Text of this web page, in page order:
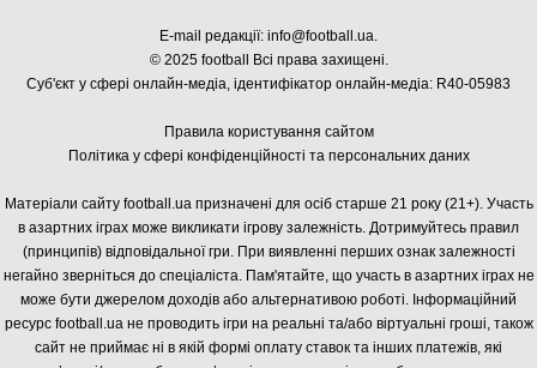
E-mail редакції: info@football.ua.
© 2025 football Всі права захищені.
Суб'єкт у сфері онлайн-медіа, ідентифікатор онлайн-медіа: R40-05983
Правила користування сайтом
Політика у сфері конфіденційності та персональних даних
Матеріали сайту football.ua призначені для осіб старше 21 року (21+). Участь
в азартних іграх може викликати ігрову залежність. Дотримуйтесь правил
(принципів) відповідальної гри. При виявленні перших ознак залежності
негайно зверніться до спеціаліста. Пам'ятайте, що участь в азартних іграх не
може бути джерелом доходів або альтернативою роботі. Інформаційний
ресурс football.ua не проводить ігри на реальні та/або віртуальні гроші, також
сайт не приймає ні в якій формі оплату ставок та інших платежів, які